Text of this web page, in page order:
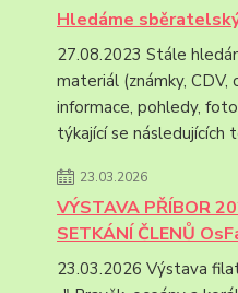
Hledáme
27.08.2023 Stále
materiál (známky, CDV,
informace, pohledy,
týkající se následujících
23.03.2026
VÝSTAVA PŘÍBOR
SETKÁNÍ ČLENŮ
23.03.2026 Výstava